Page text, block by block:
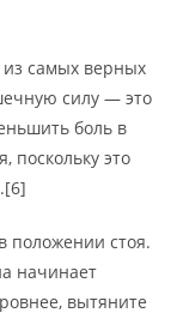
самых верных
силу — это
боль в
поскольку это
положении стоя.
начинает
вытяните